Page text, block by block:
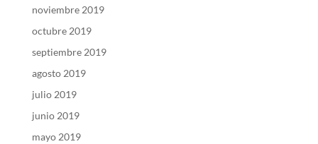
noviembre 2019
octubre 2019
septiembre 2019
agosto 2019
julio 2019
junio 2019
mayo 2019